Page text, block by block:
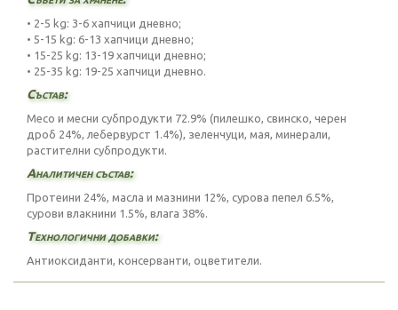
• 2-5 kg: 3-6 хапчици дневно;
• 5-15 kg: 6-13 хапчици дневно;
• 15-25 kg: 13-19 хапчици дневно;
• 25-35 kg: 19-25 хапчици дневно.
Състав:
Месо и месни субпродукти 72.9% (пилешко, свинско, черен
дроб 24%, лебервурст 1.4%), зеленчуци, мая, минерали,
растителни субпродукти.
Аналитичен състав:
Протеини 24%, масла и мазнини 12%, сурова пепел 6.5%,
сурови влакнини 1.5%, влага 38%.
Технологични добавки:
Антиоксиданти, консерванти, оцветители.